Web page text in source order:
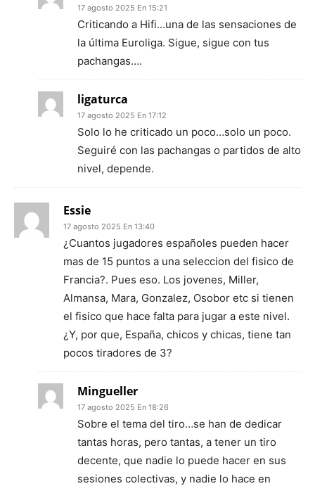
17 agosto 2025 En 15:21
Criticando a Hifi…una de las sensaciones de
la última Euroliga. Sigue, sigue con tus
pachangas….
ligaturca
17 agosto 2025 En 17:12
Solo lo he criticado un poco…solo un poco.
Seguiré con las pachangas o partidos de alto
nivel, depende.
Essie
17 agosto 2025 En 13:40
¿Cuantos jugadores españoles pueden hacer
mas de 15 puntos a una seleccion del fisico de
Francia?. Pues eso. Los jovenes, Miller,
Almansa, Mara, Gonzalez, Osobor etc si tienen
el fisico que hace falta para jugar a este nivel.
¿Y, por que, España, chicos y chicas, tiene tan
pocos tiradores de 3?
Mingueller
17 agosto 2025 En 18:26
Sobre el tema del tiro…se han de dedicar
tantas horas, pero tantas, a tener un tiro
decente, que nadie lo puede hacer en sus
sesiones colectivas, y nadie lo hace en